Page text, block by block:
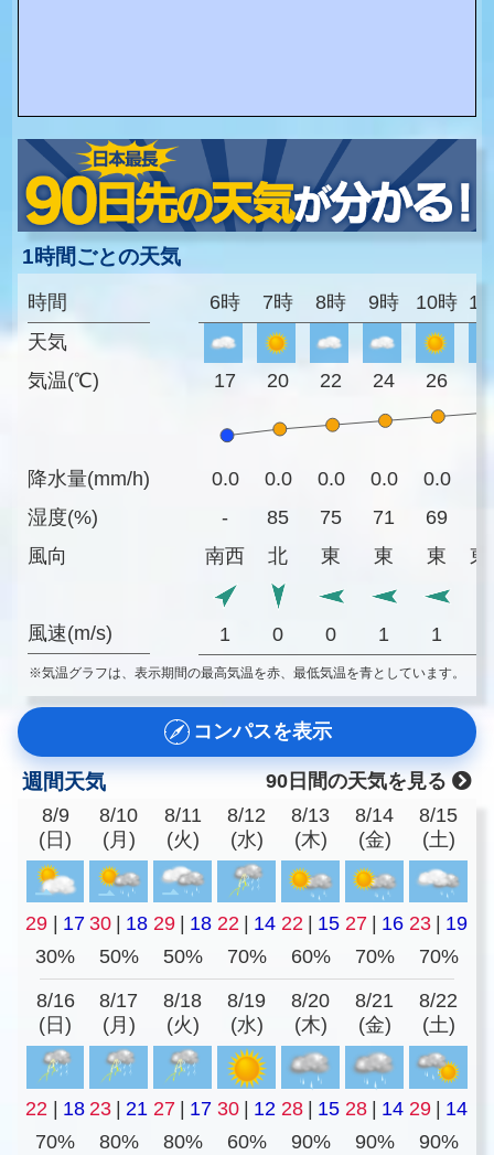
1時間ごとの天気
時間
天気
気温(℃)
降水量(mm/h)
湿度(%)
風向
風速(m/s)
6時 7時 8時 9時 10時
17 20 22 24 26
0.0 0.0 0.0 0.0 0.0
-
85 75 71 69
南西
北 東 東 東 東
1 0 0 1 1
※気温グラフは、表示期間の最高気温を赤、最低気温を青としています。
コンパスを表示
週間天気
90日間の天気を見る
8/9
(日)
8/10
(月)
8/11
(火)
8/12
(水)
8/13
(木)
8/14
(金)
8/15
(土)
29 17 30 18 29 18 22 14 22 15 27 16 23
19
30%
50% 50% 70% 60% 70% 70%
8/16
(日)
8/17
(月)
8/18
(火)
8/19
(水)
8/20
(木)
8/21
(金)
8/22
(土)
22 18 23 21 27 17 30 12 28 15 28 14 29
14
70%
80% 80% 60% 90% 90%
90%